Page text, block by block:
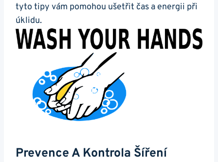
tyto tipy vám pomohou ⁤ušetřit čas a energii při
úklidu.
Prevence A Kontrola Šíření